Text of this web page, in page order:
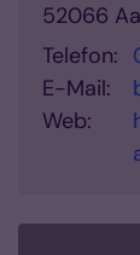
52066
Telefon:
E-Mail:
Web: